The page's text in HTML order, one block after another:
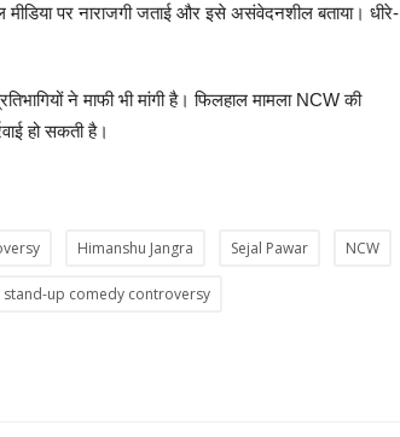
पर नाराजगी जताई और इसे असंवेदनशील बताया। धीरे-
ने माफी भी मांगी है। फिलहाल मामला NCW की
हो सकती है।
Himanshu Jangra Sejal Pawar NCW
stand-up comedy controversy